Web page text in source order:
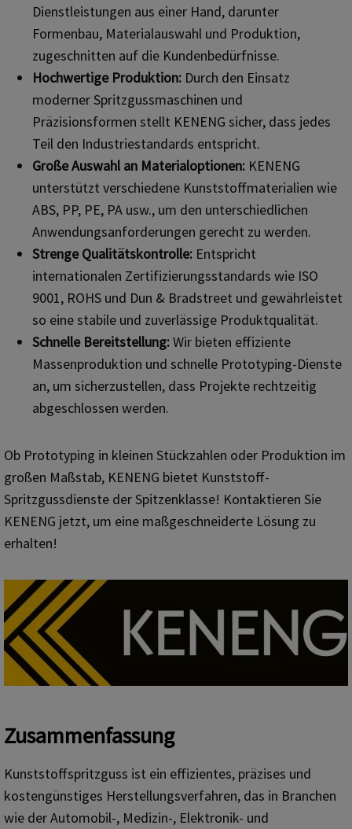
Dienstleistungen aus einer Hand, darunter
Formenbau, Materialauswahl und Produktion,
zugeschnitten auf die Kundenbedürfnisse.
Hochwertige Produktion: Durch den Einsatz
moderner Spritzgussmaschinen und
Präzisionsformen stellt KENENG sicher, dass jedes
Teil den Industriestandards entspricht.
Große Auswahl an Materialoptionen: KENENG
unterstützt verschiedene Kunststoffmaterialien wie
ABS, PP, PE, PA usw., um den unterschiedlichen
Anwendungsanforderungen gerecht zu werden.
Strenge Qualitätskontrolle: Entspricht
internationalen Zertifizierungsstandards wie ISO
9001, ROHS und Dun & Bradstreet und gewährleistet
so eine stabile und zuverlässige Produktqualität.
Schnelle Bereitstellung:Wir bieten effiziente
Massenproduktion und schnelle Prototyping-Dienste
an, um sicherzustellen, dass Projekte rechtzeitig
abgeschlossen werden.
Ob Prototyping in kleinen Stückzahlen oder Produktion im
großen Maßstab, KENENG bietet Kunststoff-
Spritzgussdienste der Spitzenklasse! Kontaktieren Sie
KENENG jetzt, um eine maßgeschneiderte Lösung zu
erhalten!
Zusammenfassung
Kunststoffspritzguss ist ein effizientes, präzises und
kostengünstiges Herstellungsverfahren, das in Branchen
wie der Automobil-, Medizin-, Elektronik- und